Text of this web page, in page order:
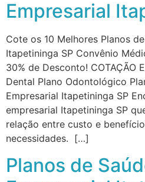
Empresarial
Cote os 10 Melhores Planos
Itapetininga SP Convênio
30% de Desconto! COTAÇÃO
Dental Plano Odontológico
Empresarial Itapetininga SP
empresarial Itapetininga SP
relação entre custo e
necessidades. […]
Planos de